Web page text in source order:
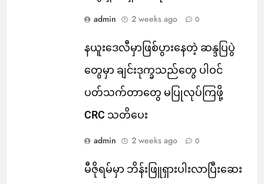
admin 2 weeks ago 0
နယူးဒေလီမှာဖြစ်ပွားနေတဲ့ ဆန္ဒပြပွဲ
တွေမှာ ချင်းဒုက္ခသည်တွေ ပါဝင်
ပတ်သက်တာတွေ မပြုလုပ်ကြဖို့
CRC သတိပေး
admin 2 weeks ago 0
မီဇိုရမ်မှာ ဘိန်းဖြူရှားပါးလာပြီးဆေး